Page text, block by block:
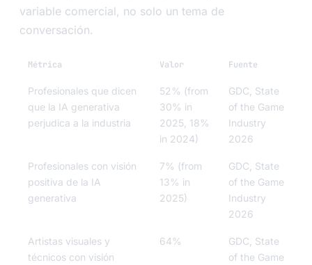
variable comercial, no solo un tema de
conversación.
Métrica Valor Fuente
Profesionales que dicen
que la IA generativa
perjudica a la industria
52% (from
30% in
2025, 18%
in 2024)
GDC, State
of the Game
Industry
2026
Profesionales con visión
positiva de la IA
generativa
7% (from
13% in
2025)
GDC, State
of the Game
Industry
2026
Artistas visuales y
técnicos con visión
64%
GDC, State
of the Game